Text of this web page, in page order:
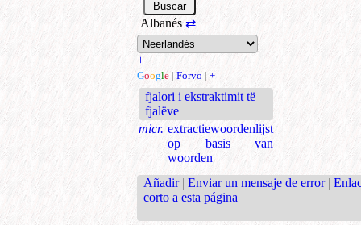
Albanés ⇄
+
Google | Forvo | +
fjalori i ekstraktimit të
fjalëve
micr. extractiewoordenlijst
op basis van
woorden
Añadir | Enviar un mensaje de error |
corto a esta página